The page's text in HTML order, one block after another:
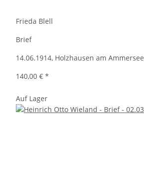
Frieda Blell
Brief
14.06.1914, Holzhausen am Ammersee
140,00 € *
Auf Lager